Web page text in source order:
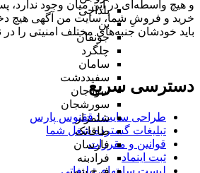
بلداجی
بن
جونقان
چلگرد
سامان
سفیددشت
سودجان
سورشجان
شلمزار
طاقانک
فارسان
فرادبنه
و هیچ واسطه‌ای در این میان وجود ندارد،
خرید و فروشِ شما، سایت من آگهی هیچ
باید خودشان جنبه‌های مختلف امنیتی را در
دسترسی سریع
طراحی سایت :‌ ققنوس پارس
تبلیغات گسترده شغل شما
قوانین و مقررات
ثبت اینماد
لیست سایتهای تبلیغاتی